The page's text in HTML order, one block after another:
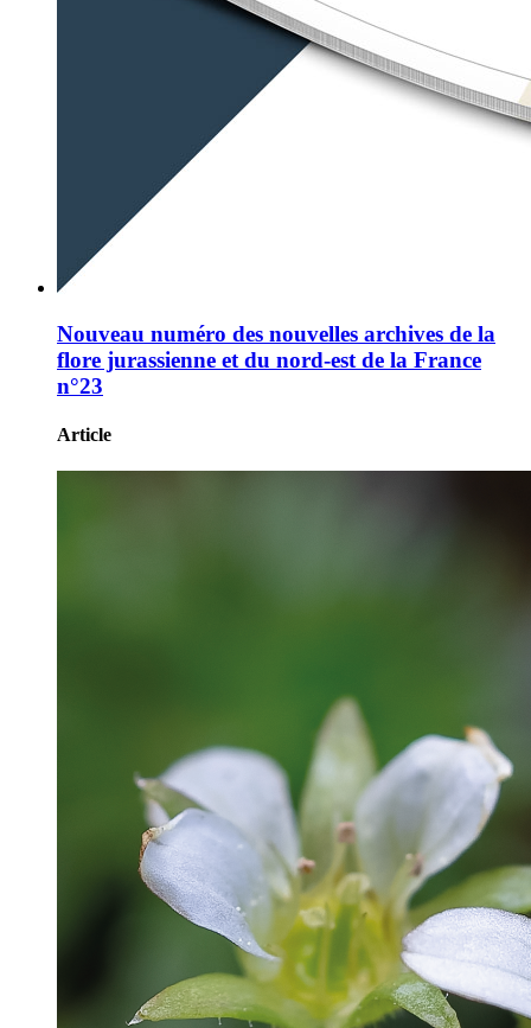
Nouveau numéro des nouvelles archives de la
flore jurassienne et du nord-est de la France
n°23
Article